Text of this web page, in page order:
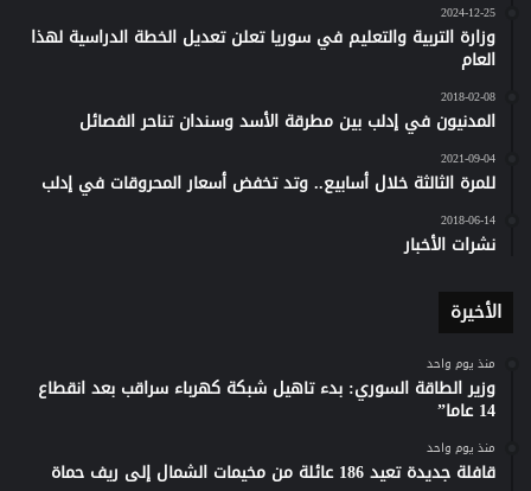
2024-12-25
وزارة التربية والتعليم في سوريا تعلن تعديل الخطة الدراسية لهذا
العام
2018-02-08
المدنيون في إدلب بين مطرقة الأسد وسندان تناحر الفصائل
2021-09-04
للمرة الثالثة خلال أسابيع.. وتد تخفض أسعار المحروقات في إدلب
2018-06-14
نشرات الأخبار
الأخيرة
منذ يوم واحد
وزير الطاقة السوري: بدء تاهيل شبكة كهرباء سراقب بعد انقطاع
14 عاما”
منذ يوم واحد
قافلة جديدة تعيد 186 عائلة من مخيمات الشمال إلى ريف حماة